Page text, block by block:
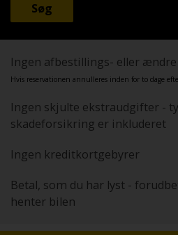
Ingen afbestillings- eller
Hvis reservationen annulleres inden for to dage
Ingen skjulte ekstraudgifter -
skadeforsikring er inkluderet
Ingen kreditkortgebyrer
Betal, som du har lyst -
henter bilen